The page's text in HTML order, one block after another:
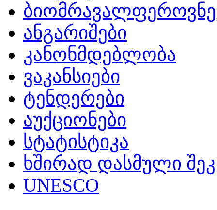
ანგარიშები
კანონმდებლობა
ვაკანსიები
ტენდერები
აუქციონები
სტატისტიკა
ხშირად დასმული
UNESCO